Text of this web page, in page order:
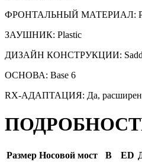
ФРОНТАЛЬНЫЙ МАТЕРИАЛ:
ЗАУШНИК: Plastic
ДИЗАЙН КОНСТРУКЦИИ:
ОСНОВА: Base 6
RX-АДАПТАЦИЯ: Да,
Размер Носовой мост B ED